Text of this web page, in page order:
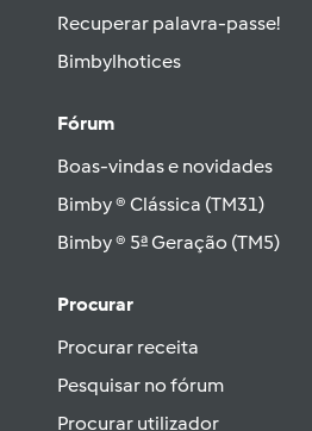
Recuperar palavra-passe!
Bimbylhotices
Fórum
Boas-vindas e novidades
Bimby ® Clássica (TM31)
Bimby ® 5ª Geração (TM5)
Procurar
Procurar receita
Pesquisar no fórum
Procurar utilizador